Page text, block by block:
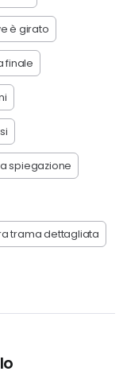
è girato
finale
spiegazione
trama dettagliata